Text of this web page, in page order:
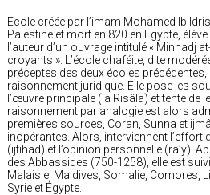
Ecole créée par l’imam Mohamed Ib
Palestine et mort en 820 en Egypte,
l’auteur d’un ouvrage intitulé « Minhadj
croyants ». L’école chaféite, dite
préceptes des deux écoles
raisonnement juridique. Elle pose les
l’œuvre principale (la Risâla) et tente de
raisonnement par analogie est alors
premières sources, Coran, Sunna et
inopérantes. Alors, interviennent l’effort
(ijtihad) et l’opinion personnelle (ra’y).
des Abbassides (750-1258), elle est
Malaisie, Maldives, Somalie, Comores,
Syrie et Égypte.